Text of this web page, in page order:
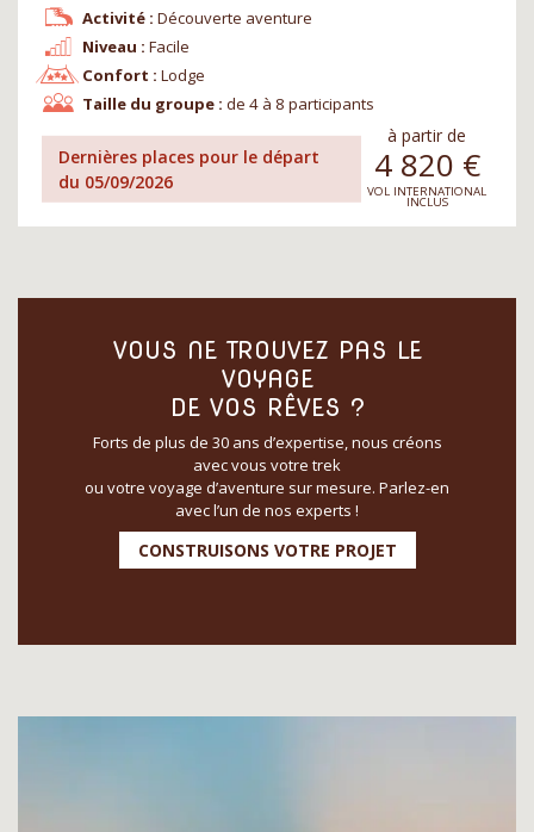
Niveau : Facile
Confort : Lodge
Activité : Découverte aventure
Taille du groupe : de 4 à 8 participants
Dernières places pour le départ
du 05/09/2026
à partir de
4 820 €
VOL INTERNATIONAL
INCLUS
VOUS NE TROUVEZ PAS LE
VOYAGE
DE VOS RÊVES ?
Forts de plus de 30 ans d’expertise, nous créons
avec vous votre trek
ou votre voyage d’aventure sur mesure. Parlez-en
avec l’un de nos experts !
CONSTRUISONS VOTRE PROJET